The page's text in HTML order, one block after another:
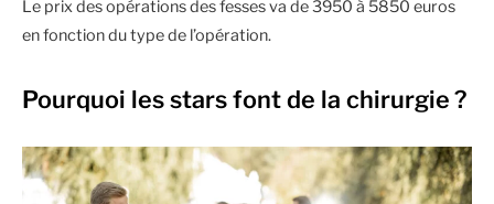
Le prix des opérations des fesses va de 3950 à 5850 euros
en fonction du type de l’opération.
Pourquoi les stars font de la chirurgie ?